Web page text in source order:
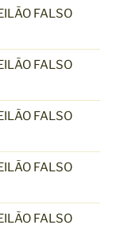
FALSO
FALSO
FALSO
FALSO
FALSO